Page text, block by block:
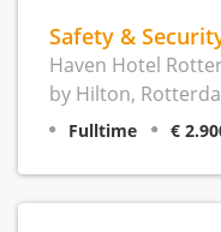
Safety &
Haven Hotel
by Hilton,
Fulltime €